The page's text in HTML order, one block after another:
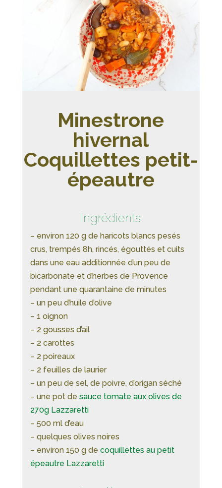
Minestrone
hivernal
Coquillettes petit-
épeautre
Ingrédients
– environ 120 g de haricots blancs pesés
crus, trempés 8h, rincés, égouttés et cuits
dans une eau additionnée d’un peu de
bicarbonate et d’herbes de Provence
pendant une quarantaine de minutes
– un peu d’huile d’olive
– 1 oignon
– 2 gousses d’ail
– 2 carottes
– 2 poireaux
– 2 feuilles de laurier
– un peu de sel, de poivre, d’origan séché
– une pot de sauce tomate aux olives de
270g Lazzaretti
– 500 ml d’eau
– quelques olives noires
– environ 150 g de coquillettes au petit
épeautre Lazzaretti